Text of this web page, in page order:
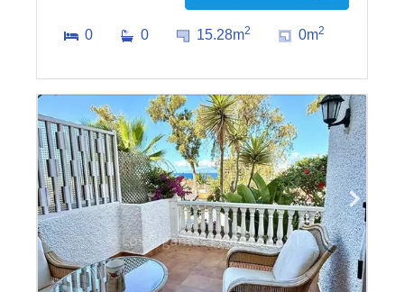
0 0 15.28m2 0m2